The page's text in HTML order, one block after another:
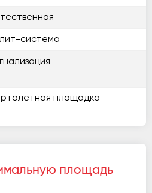
система
площадка
площадь